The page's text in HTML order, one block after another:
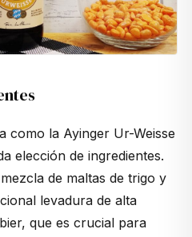
como la Ayinger Ur-Weisse
elección de ingredientes.
de maltas de trigo y
levadura de alta
que es crucial para